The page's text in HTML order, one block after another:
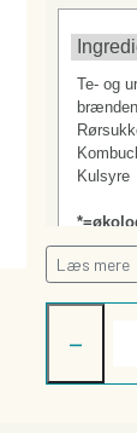
SLIK
Te- og
Kulsyre
Energi
Læs mere
−